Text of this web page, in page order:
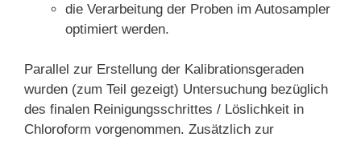
die Verarbeitung der Proben im Autosampler
optimiert werden.
Parallel zur Erstellung der Kalibrationsgeraden
wurden (zum Teil gezeigt) Untersuchung bezüglich
des finalen Reinigungsschrittes / Löslichkeit in
Chloroform vorgenommen. Zusätzlich zur